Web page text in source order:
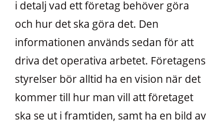
i detalj vad ett företag behöver göra
och hur det ska göra det. Den
informationen används sedan för att
driva det operativa arbetet. Företagens
styrelser bör alltid ha en vision när det
kommer till hur man vill att företaget
ska se ut i framtiden, samt ha en bild av